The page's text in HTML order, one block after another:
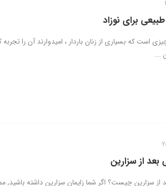
برای نوزاد
است که بسیاری از زنان باردار ، امیدوارند آن را تجربه
...
بعد از سزارین
از سزارین چیست؟ اگر شما زایمان سزارین داشته